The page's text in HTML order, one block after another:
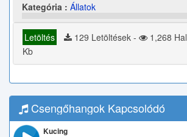
Kategória : Állatok
Letöltés 129 Letöltések - 1,268
Kb
Csengőhangok Kapcsolódó
Kucing